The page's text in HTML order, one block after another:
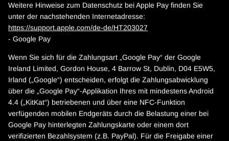
Weitere Hinweise zum Datenschutz bei Apple Pay finden Sie
unter der nachstehenden Internetadresse:
https://support.apple.com/de-de/HT203027
- Google Pay
Wenn Sie sich für die Zahlungsart „Google Pay“ der Google
Ireland Limited, Gordon House, 4 Barrow St, Dublin, D04 E5W5,
Irland („Google“) entscheiden, erfolgt die Zahlungsabwicklung
über die „Google Pay“-Applikation Ihres mit mindestens Android
4.4 („KitKat“) betriebenen und über eine NFC-Funktion
verfügenden mobilen Endgeräts durch die Belastung einer bei
Google Pay hinterlegten Zahlungskarte oder einem dort
verifizierten Bezahlsystem (z.B. PayPal). Für die Freigabe einer